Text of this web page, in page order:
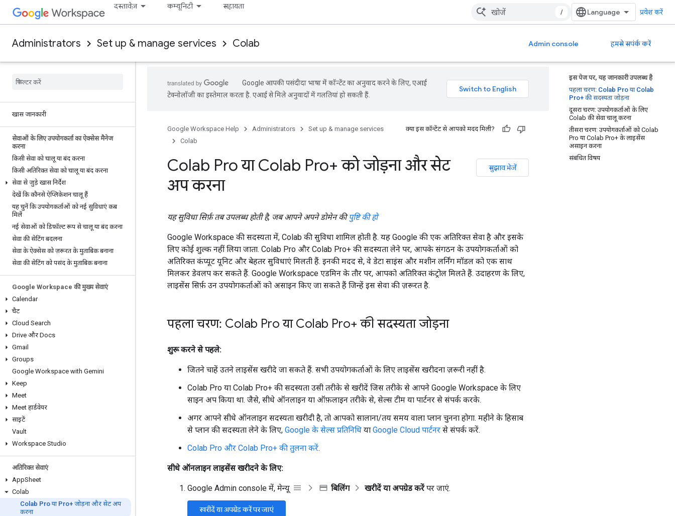
दस्तावेज़ कम्यूनिटी सहायता
/ प्रवेश करें
Administrators Set up & manage services Colab Admin console हमसे सपंर्क करें
खास जानकारी
सेवाओं के लिए उपयोगकर्ता का ऐक्सेस मैनेज
करना
किसी सेवा को चालू या बंद करना
किसी अतिरिक्त सेवा को चालू या बंद करना
सेवा से जुड़े खास निर्देश
देखें कि कौनसे ऐप्लिकेशन चालू हैं
यह चुनें कि उपयोगकर्ताओं को नई सुविधाएं कब
मिलें
नई सेवाओं को डिफ़ॉल्ट रूप से चालू या बंद करना
सेवा की सेटिंग बदलना
सेवा के ऐक्सेस को ज़रूरत के मुताबिक बनाना
सेवा की सेटिंग को पसंद के मुताबिक बनाना
Google Workspace की मुख्य सेवाएं
Calendar
चैट
Cloud Search
Drive और Docs
Gmail
Groups
Google Workspace with Gemini
Keep
Meet
Meet हार्डवेयर
साइटें
Vault
Workspace Studio
अतिरिक्त सेवाएं
AppSheet
Colab
Colab Pro या Pro+ जोड़ना और सेट अप
करना
इस पेज पर, यह जानकारी उपलब्ध है
पहला चरण: Colab Pro या Colab
Pro+ की सदस्यता जोड़ना
दूसरा चरण: उपयोगकर्ताओं के लिए
Colab की सेवा चालू करना
तीसरा चरण: उपयोगकर्ताओं को Colab
Pro या Colab Pro+ के लाइसेंस
असाइन करना
संबंधित विषय
Google आपकी पसंदीदा भाषा में कॉन्टेंट का अनुवाद करने के लिए, एआई
टेक्नोलॉजी का इस्तेमाल करता है. एआई से मिले अनुवादों में गलतियां हो सकती हैं.
Google Workspace Help Administrators
Set up & manage services
Colab
क्या इस कॉन्टेंट से आपको मदद मिली?
सुझाव भेजें
Colab Pro या Colab Pro+ को जोड़ना और सेट
अप करना
यह सुविधा सिर्फ़ तब उपलब्ध होती है, जब आपने अपने डोमेन कीपुष्टि की हो
Google Workspace की सदस्यता में, Colab की सुविधा शामिल होती है. यह Google की एक अतिरिक्त सेवा है और इसके
लिए कोई शुल्क नहीं लिया जाता. Colab Pro और Colab Pro+ की सदस्यता लेने पर, आपके संगठन के उपयोगकर्ताओं को
अतिरिक्त कंप्यूट यूनिट और बेहतर सुविधाएं मिलती हैं. इनकी मदद से, वे डेटा साइंस और मशीन लर्निंग मॉडल को एक साथ
मिलकर डेवलप कर सकते हैं. Google Workspace एडमिन के तौर पर, आपको अतिरिक्त कंट्रोल मिलते हैं. उदाहरण के लिए,
लाइसेंस सिर्फ़ उन उपयोगकर्ताओं को असाइन किए जा सकते हैं जिन्हें इस सेवा की ज़रूरत है.
पहला चरण: Colab Pro या Colab Pro+ की सदस्यता जोड़ना
शुरू करने से पहले:
जितने चाहें उतने लाइसेंस खरीदे जा सकते हैं. सभी उपयोगकर्ताओं के लिए लाइसेंस खरीदना ज़रूरी नहीं है.
Colab Pro या Colab Pro+ की सदस्यता उसी तरीके से खरीदें जिस तरीके से आपने Google Workspace के लिए
साइन अप किया था. जैसे, सीधे ऑनलाइन या ऑफ़लाइन तरीके से, सेल्स टीम या पार्टनर से संपर्क करके.
अगर आपने सीधे ऑनलाइन सदस्यता खरीदी है, तो आपको सालाना/तय समय वाला प्लान चुनना होगा. महीने के हिसाब
से प्लान की सदस्यता लेने के लिए, Google के सेल्स प्रतिनिधि या Google Cloud पार्टनर से संपर्क करें.
Colab Pro और Colab Pro+ की तुलना करें.
सीधे ऑनलाइन लाइसेंस खरीदने के लिए:
Google Admin console में, मेन्यू बिलिंग खरीदें या अपग्रेड करेंपर जाएं.
खरीदें या अपग्रेड करें पर जाएं